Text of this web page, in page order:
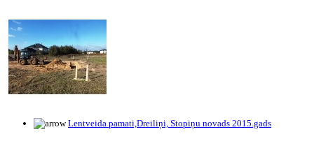
Lentveida pamati,Dreiliņi, Stopiņu novads 2015.gads